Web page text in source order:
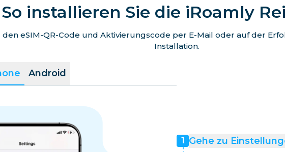
So installieren Sie die iRoamly
eSIM-QR-Code und Aktivierungscode per E-Mail oder auf der
Installation.
Android
1 Gehe zu